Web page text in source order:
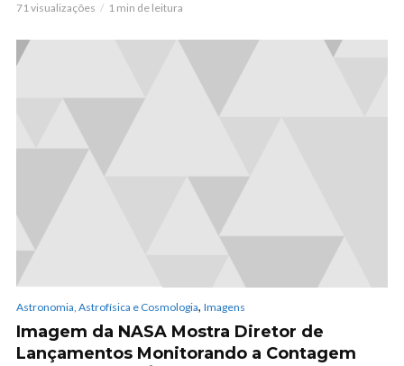
71 visualizações 1 min de leitura
Astronomia, Astrofísica e Cosmologia, Imagens
Imagem da NASA Mostra Diretor de
Lançamentos Monitorando a Contagem